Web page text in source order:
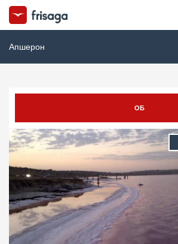
Апшерон
ОБ